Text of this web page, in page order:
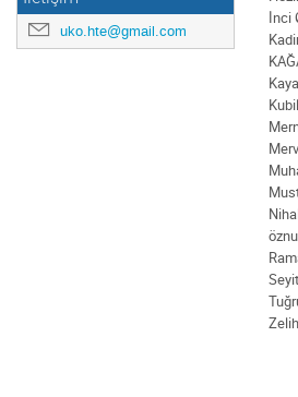
uko.hte@gmail.com
İnci